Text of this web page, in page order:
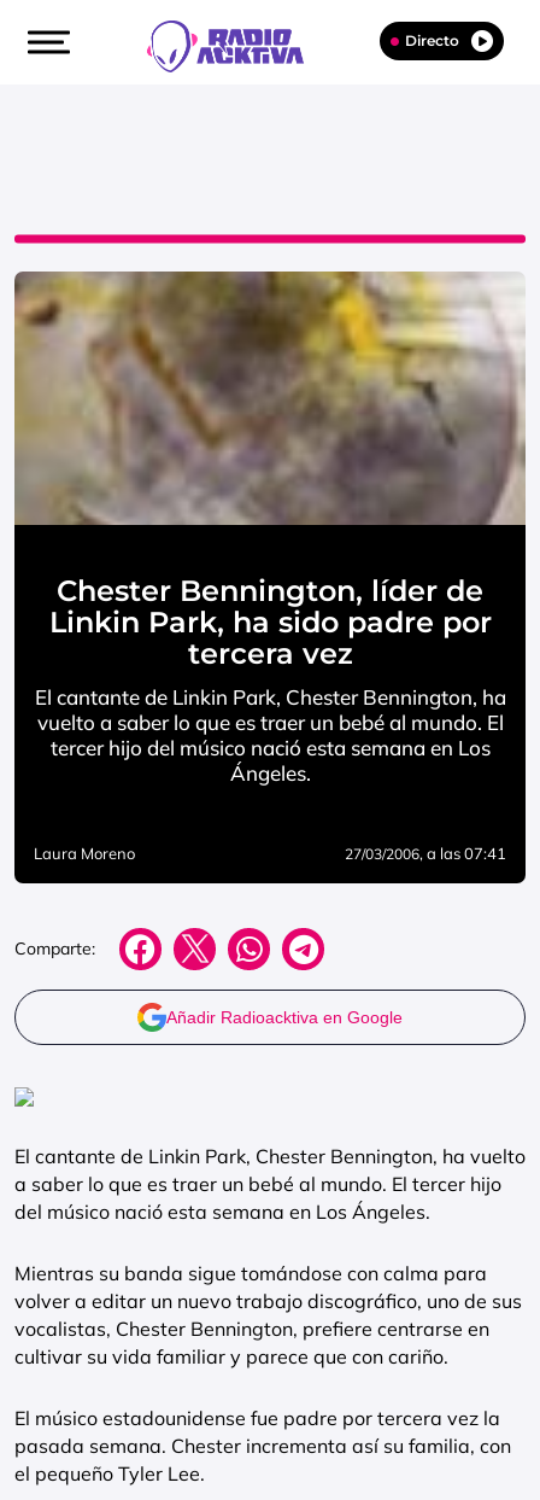
Directo
Chester Bennington, líder de
Linkin Park, ha sido padre por
tercera vez
El cantante de Linkin Park, Chester Bennington, ha
vuelto a saber lo que es traer un bebé al mundo. El
tercer hijo del músico nació esta semana en Los
Ángeles.
Laura Moreno 27/03/2006, a las 07:41
Comparte:
Añadir Radioacktiva en Google
El cantante de Linkin Park, Chester Bennington, ha vuelto
a saber lo que es traer un bebé al mundo. El tercer hijo
del músico nació esta semana en Los Ángeles.
Mientras su banda sigue tomándose con calma para
volver a editar un nuevo trabajo discográfico, uno de sus
vocalistas, Chester Bennington, prefiere centrarse en
cultivar su vida familiar y parece que con cariño.
El músico estadounidense fue padre por tercera vez la
pasada semana. Chester incrementa así su familia, con
el pequeño Tyler Lee.